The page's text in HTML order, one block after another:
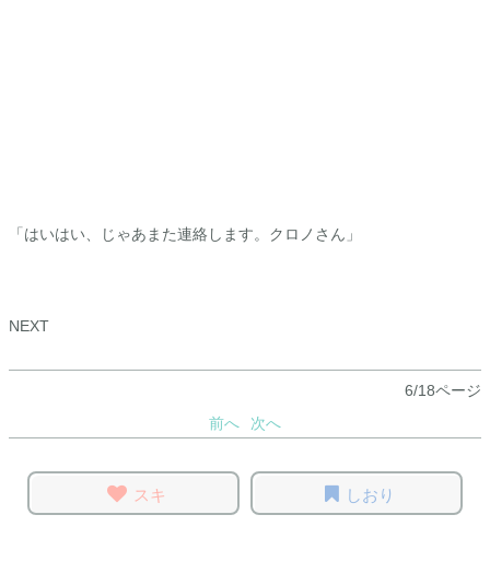
「はいはい、じゃあまた連絡します。 クロノ さん」
NEXT
6/18ページ
前へ
次へ
スキ しおり